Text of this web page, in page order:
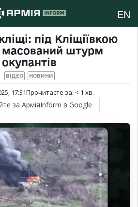
EN
під Кліщіївкою
масований штурм
окупантів
ВІДЕО НОВИНИ
17:31Прочитаєте за: < 1 хв.
за АрміяInform в Google